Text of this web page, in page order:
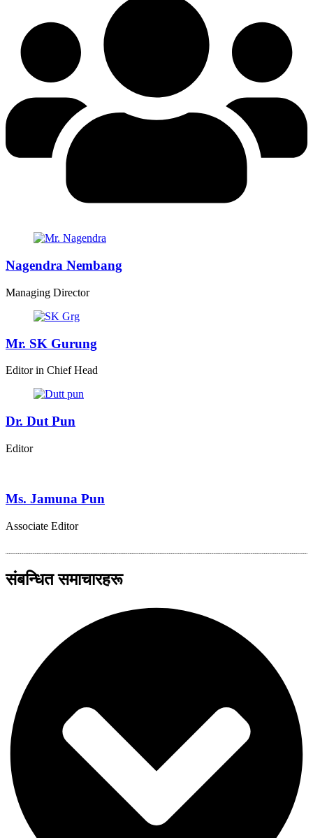
Nagendra Nembang
Managing Director
Mr. SK Gurung
Editor in Chief Head
Dr. Dut Pun
Editor
Ms. Jamuna Pun
Associate Editor
संबन्धित समाचारहरू